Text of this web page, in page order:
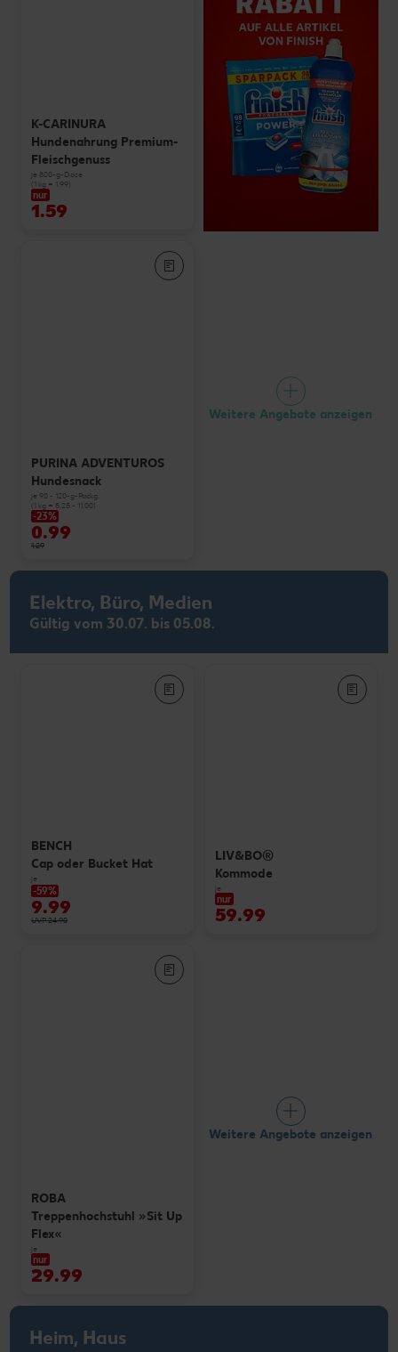
K-CARINURA
Hundenahrung Premium-
Fleischgenuss
je 800-g-Dose
(1 kg = 1.99)
nur
1.59
PURINA ADVENTUROS
Hundesnack
je 90 - 120-g-Packg.
(1 kg = 8.25 - 11.00)
-23%
0.99
1.29
Weitere Angebote anzeigen
Elektro, Büro, Medien
Gültig vom 30.07. bis 05.08.
BENCH
Cap oder Bucket Hat
je
-59%
9.99
UVP 24.90
LIV&BO®
Kommode
je
nur
59.99
ROBA
Treppenhochstuhl »Sit Up
Flex«
je
nur
29.99
Weitere Angebote anzeigen
Heim, Haus